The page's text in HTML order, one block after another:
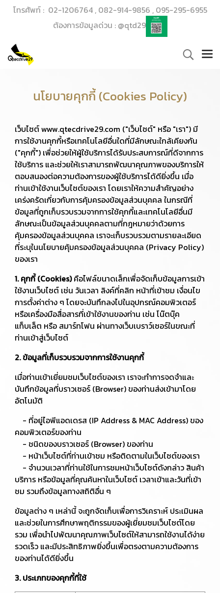
โทรศัพท์ : 02-1206764 , 082-914-9856 , 095-295-6955
ต้องการข้อมูลด่วน : @qtd29
นโยบายคุกกี้ (Cookies Policy)
เว็บไซต์ www.qtecdrive29.com ("เว็บไซต์" หรือ "เรา") มี
การใช้งานคุกกี้หรือเทคโนโลยีอื่นใดที่มีลักษณะใกล้เคียงกัน
("คุกกี้") เพื่อช่วยให้ผู้ใช้บริการได้รับประสบการณ์ที่ดีจากการ
ใช้บริการ และช่วยให้เราสามารถพัฒนาคุณภาพของบริการให้
ตอบสนองต่อความต้องการของผู้ใช้บริการได้ดียิ่งขึ้น เมื่อ
ท่านเข้าใช้งานเว็บไซต์ของเรา โดยเราให้ความสำคัญอย่าง
เคร่งครัดเกี่ยวกับการคุ้มครองข้อมูลส่วนบุคคล ในกรณีที่
ข้อมูลที่ถูกเก็บรวบรวมจากการใช้คุกกี้และเทคโนโลยีอื่นมี
ลักษณะเป็นข้อมูลส่วนบุคคลตามที่กฎหมายว่าด้วยการ
คุ้มครองข้อมูลส่วนบุคคล เราจะเก็บรวบรวมตามรายละเอียด
ที่ระบุในนโยบายคุ้มครองข้อมูลส่วนบุคคล (Privacy Policy)
ของเรา
1. คุกกี้ (Cookies)คือไฟล์ขนาดเล็กเพื่อจัดเก็บข้อมูลการเข้า
ใช้งานเว็บไซต์ เช่น วันเวลา ลิงค์ที่คลิก หน้าที่เข้าชม เงื่อนไข
การตั้งค่าต่าง ๆ โดยจะบันทึกลงไปในอุปกรณ์คอมพิวเตอร์
หรือเครื่องมือสื่อสารที่เข้าใช้งานของท่าน เช่น โน๊ตบุ๊ค
แท็บเล็ต หรือ สมาร์ทโฟน ผ่านทางเว็บเบราว์เซอร์ในขณะที่
ท่านเข้าสู่เว็บไซต์
2. ข้อมูลที่เก็บรวบรวมจากการใช้งานคุกกี้
เมื่อท่านเข้าเยี่ยมชมเว็บไซต์ของเรา เราจะทำการจดจำและ
บันทึกข้อมูลที่บราวเซอร์ (Browser) ของท่านส่งเข้ามาโดย
อัตโนมัติ
- ที่อยู่ไอพีแอดเดรส (IP Address & MAC Address) ของ
คอมพิวเตอร์ของท่าน
- ชนิดของบราวเซอร์ (Browser) ของท่าน
- หน้าเว็บไซต์ที่ท่านเข้าชม หรือติดตามในเว็บไซต์ของเรา
- จำนวนเวลาที่ท่านใช้ในการชมหน้าเว็บไซต์ดังกล่าว สินค้า
บริการ หรือข้อมูลที่คุณค้นหาในเว็บไซต์ เวลาเข้าและวันที่เข้า
ชม รวมถึงข้อมูลทางสถิติอื่น ๆ
ข้อมูลต่าง ๆ เหล่านี้ จะถูกจัดเก็บเพื่อการวิเคราะห์ ประเมินผล
และช่วยในการศึกษาพฤติกรรมของผู้เยี่ยมชมเว็บไซต์โดย
รวม เพื่อนำไปพัฒนาคุณภาพเว็บไซต์ให้สามารถใช้งานได้ง่าย
รวดเร็ว และมีประสิทธิภาพยิ่งขึ้นเพื่อตรงตามความต้องการ
ของท่านได้ดียิ่งขึ้น
3. ประเภทของคุกกี้ที่ใช้